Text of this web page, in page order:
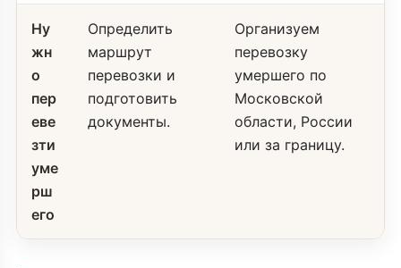
Ну
жн
о
пер
еве
зти
уме
рш
его
Определить
маршрут
перевозки и
подготовить
документы.
Организуем
перевозку
умершего по
Московской
области, России
или за границу.